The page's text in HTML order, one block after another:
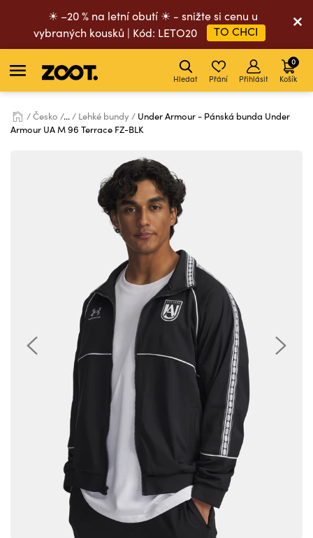
☀ –20 % na letní obutí ☀ - snižte si cenu u
vybraných kousků | Kód: LETO20
TO CHCI
Hledat Přání Přihlásit Košík
0
Česko ... Lehké bundy
Under Armour - Pánská bunda Under
Armour UA M 96 Terrace FZ-BLK